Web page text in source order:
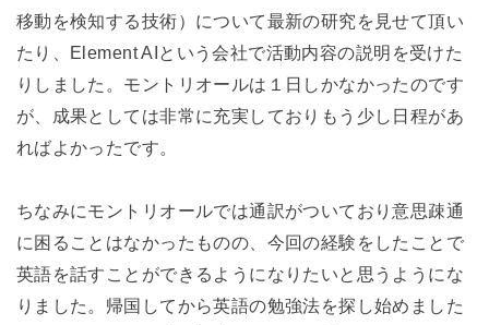
移動を検知する技術）について最新の研究を見せて頂い
たり、Element AIという会社で活動内容の説明を受けた
りしました。モントリオールは１日しかなかったのです
が、成果としては非常に充実しておりもう少し日程があ
ればよかったです。
ちなみにモントリオールでは通訳がついており意思疎通
に困ることはなかったものの、今回の経験をしたことで
英語を話すことができるようになりたいと思うようにな
りました。帰国してから英語の勉強法を探し始めました